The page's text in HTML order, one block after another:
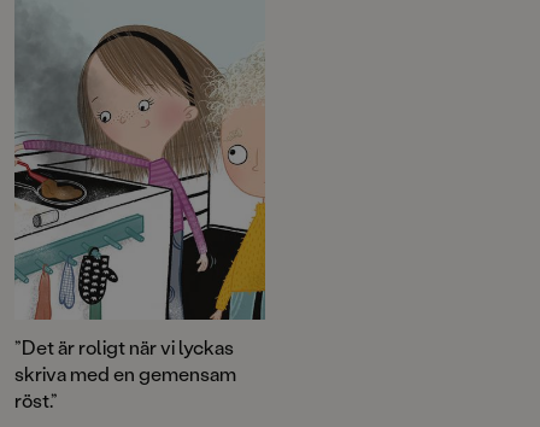
illustrationer av Matilda Salmén.
”Det är roligt när vi lyckas
skriva med en gemensam
röst.”